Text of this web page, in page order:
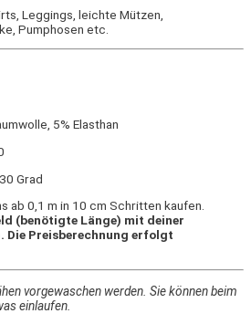
Leggings, leichte Mützen,
Pumphosen etc.
5% Elasthan
Grad
ab 0,1 m in 10 cm Schritten kaufen.
(benötigte Länge) mit deiner
Die Preisberechnung erfolgt
vorgewaschen werden. Sie können beim
einlaufen.